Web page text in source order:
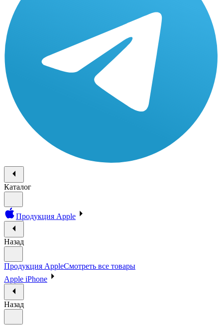
Каталог
Продукция Apple
Назад
Продукция AppleСмотреть все товары
Apple iPhone
Назад